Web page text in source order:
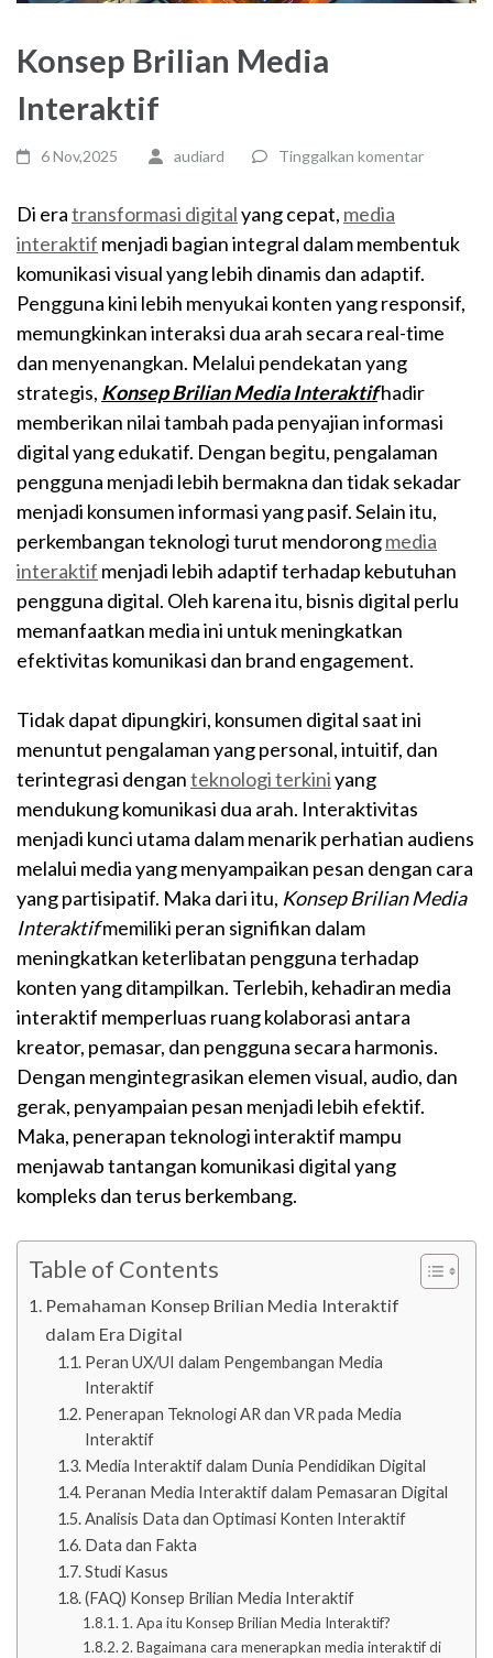
Konsep Brilian Media
Interaktif
6 Nov,2025 audiard Tinggalkan komentar
Di eratransformasi digitalyang cepat, media
interaktif menjadi bagian integral dalam membentuk
komunikasi visual yang lebih dinamis dan adaptif.
Pengguna kini lebih menyukai konten yang responsif,
memungkinkan interaksi dua arah secara real-time
dan menyenangkan. Melalui pendekatan yang
strategis, Konsep Brilian Media Interaktifhadir
memberikan nilai tambah pada penyajian informasi
digital yang edukatif. Dengan begitu, pengalaman
pengguna menjadi lebih bermakna dan tidak sekadar
menjadi konsumen informasi yang pasif. Selain itu,
perkembangan teknologi turut mendorongmedia
interaktif menjadi lebih adaptif terhadap kebutuhan
pengguna digital. Oleh karena itu, bisnis digital perlu
memanfaatkan media ini untuk meningkatkan
efektivitas komunikasi dan brand engagement.
Tidak dapat dipungkiri, konsumen digital saat ini
menuntut pengalaman yang personal, intuitif, dan
terintegrasi denganteknologi terkiniyang
mendukung komunikasi dua arah. Interaktivitas
menjadi kunci utama dalam menarik perhatian audiens
melalui media yang menyampaikan pesan dengan cara
yang partisipatif. Maka dari itu, Konsep Brilian Media
Interaktifmemiliki peran signifikan dalam
meningkatkan keterlibatan pengguna terhadap
konten yang ditampilkan. Terlebih, kehadiran media
interaktif memperluas ruang kolaborasi antara
kreator, pemasar, dan pengguna secara harmonis.
Dengan mengintegrasikan elemen visual, audio, dan
gerak, penyampaian pesan menjadi lebih efektif.
Maka, penerapan teknologi interaktif mampu
menjawab tantangan komunikasi digital yang
kompleks dan terus berkembang.
Table of Contents
Pemahaman Konsep Brilian Media Interaktif
dalam Era Digital
Peran UX/UI dalam Pengembangan Media
Interaktif
Penerapan Teknologi AR dan VR pada Media
Interaktif
Media Interaktif dalam Dunia Pendidikan Digital
Peranan Media Interaktif dalam Pemasaran Digital
Analisis Data dan Optimasi Konten Interaktif
Data dan Fakta
Studi Kasus
(FAQ) Konsep Brilian Media Interaktif
1. Apa itu Konsep Brilian Media Interaktif?
2. Bagaimana cara menerapkan media interaktif di